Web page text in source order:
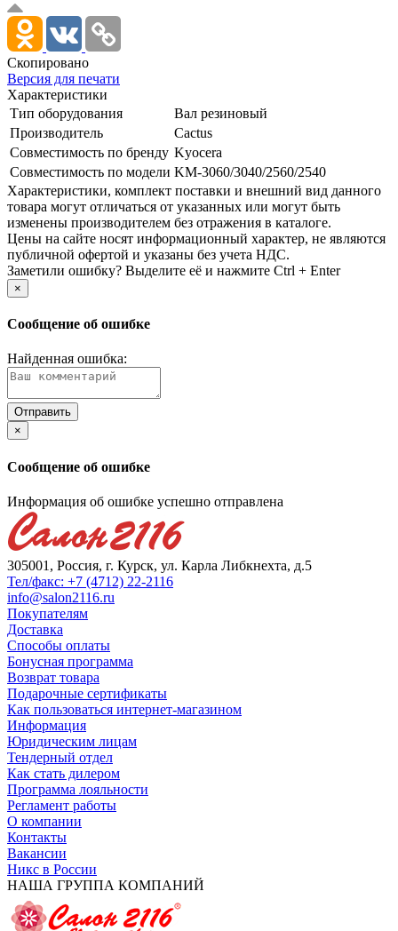
Скопировано
Версия для печати
Характеристики
Тип оборудования
Вал резиновый
Производитель
Cactus
Совместимость по бренду Kyocera
Совместимость по модели KM-3060/­3040/­2560/­2540
Xарактеристики, комплект поставки и внешний вид данного
товара могут отличаться от указанных или могут быть
изменены производителем без отражения в каталоге.
Цены на сайте носят информационный характер, не являются
публичной офертой и указаны без учета НДС.
Заметили ошибку? Выделите её и нажмите Ctrl + Enter
×
Сообщение об ошибке
Найденная ошибка:
×
Сообщение об ошибке
Информация об ошибке успешно отправлена
305001, Россия, г. Курск, ул. Карла Либкнехта, д.5
Тел/факс: +7 (4712) 22-2116
info@salon2116.ru
Покупателям
Доставка
Способы оплаты
Бонусная программа
Возврат товара
Подарочные сертификаты
Как пользоваться интернет-магазином
Информация
Юридическим лицам
Тендерный отдел
Как стать дилером
Программа лояльности
Регламент работы
О компании
Контакты
Вакансии
Никс в России
НАША ГРУППА КОМПАНИЙ